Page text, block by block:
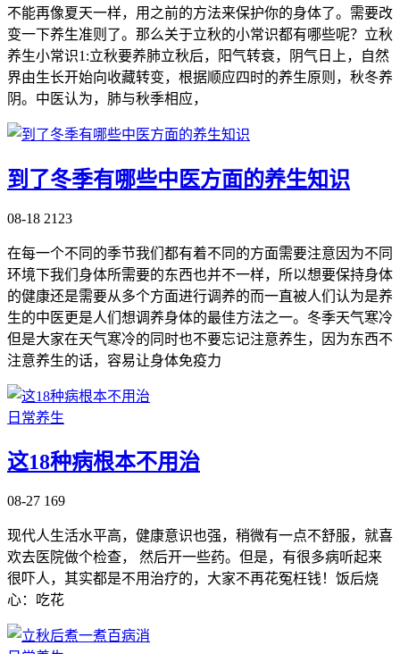
不能再像夏天一样，用之前的方法来保护你的身体了。需要改
变一下养生准则了。那么关于立秋的小常识都有哪些呢？立秋
养生小常识1:立秋要养肺立秋后，阳气转衰，阴气日上，自然
界由生长开始向收藏转变，根据顺应四时的养生原则，秋冬养
阴。中医认为，肺与秋季相应，
到了冬季有哪些中医方面的养生知识
08-18 2123
在每一个不同的季节我们都有着不同的方面需要注意因为不同
环境下我们身体所需要的东西也并不一样，所以想要保持身体
的健康还是需要从多个方面进行调养的而一直被人们认为是养
生的中医更是人们想调养身体的最佳方法之一。冬季天气寒冷
但是大家在天气寒冷的同时也不要忘记注意养生，因为东西不
注意养生的话，容易让身体免疫力
日常养生
这18种病根本不用治
08-27 169
现代人生活水平高，健康意识也强，稍微有一点不舒服，就喜
欢去医院做个检查， 然后开一些药。但是，有很多病听起来
很吓人，其实都是不用治疗的，大家不再花冤枉钱！饭后烧
心：吃花